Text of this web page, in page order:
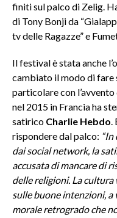
finiti sul palco di Zelig.
di Tony Bonji da
tv delle Ragazze” e
Il festival è stata anche
cambiato il modo di fare
particolare con
nel 2015 in Francia ha
satirico Charlie Hebdo.
rispondere dal palco: “In
dai social network, la
accusata di mancare di
delle religioni. La
sulle buone intenzioni,
morale retrogrado che